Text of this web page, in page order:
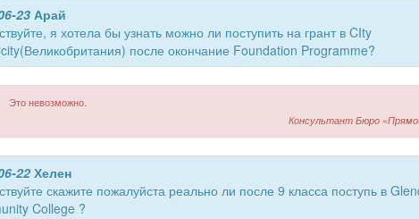
23Арай
я хотела бы узнать можно ли поступить на грант в CIty
после окончание Foundation Programme?
Это невозможно.
Консультант Бюро
22Хелен
скажите пожалуйста реально ли после 9 класса поступь в
College ?